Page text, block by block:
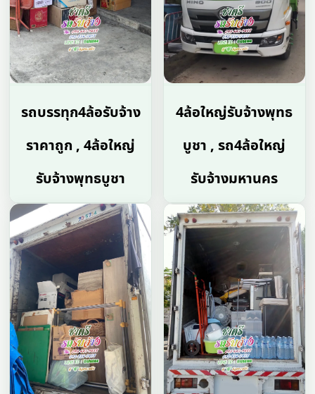
รถบรรทุก4ล้อรับจ้าง
ราคาถูก , 4ล้อใหญ่
รับจ้างพุทธบูชา
4ล้อใหญ่รับจ้างพุทธ
บูชา , รถ4ล้อใหญ่
รับจ้างมหานคร